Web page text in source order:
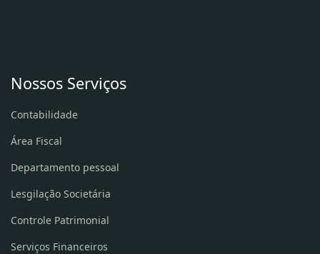
Nossos Serviços
Contabilidade
Área Fiscal
Departamento pessoal
Lesgilação Societária
Controle Patrimonial
Serviços Financeiros